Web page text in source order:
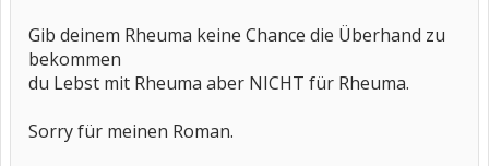
Gib deinem Rheuma keine Chance die Überhand zu
bekommen
du Lebst mit Rheuma aber NICHT für Rheuma.
Sorry für meinen Roman.